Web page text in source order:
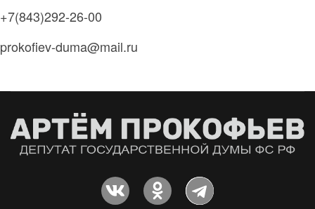
+7(843)292-26-00
prokofiev-duma@mail.ru